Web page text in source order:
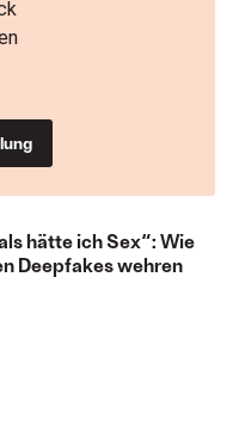
hätte ich Sex“: Wie
Deepfakes wehren